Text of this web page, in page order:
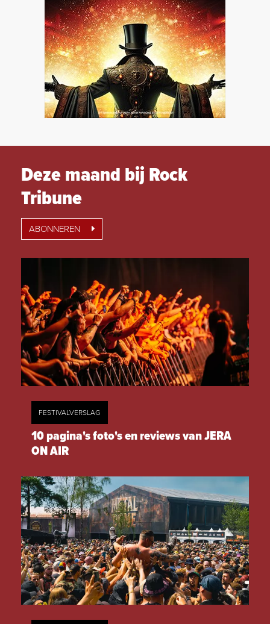
Deze maand bij Rock
Tribune
ABONNEREN
FESTIVALVERSLAG
10 pagina's foto's en reviews van JERA
ON AIR